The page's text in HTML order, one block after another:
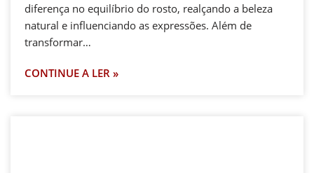
diferença no equilíbrio do rosto, realçando a beleza
natural e influenciando as expressões. Além de
transformar…
CONTINUE A LER »